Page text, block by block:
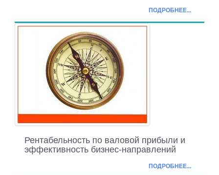
ПОДРОБНЕЕ...
Рентабельность по валовой прибыли и
эффективность бизнес-направлений
ПОДРОБНЕЕ...